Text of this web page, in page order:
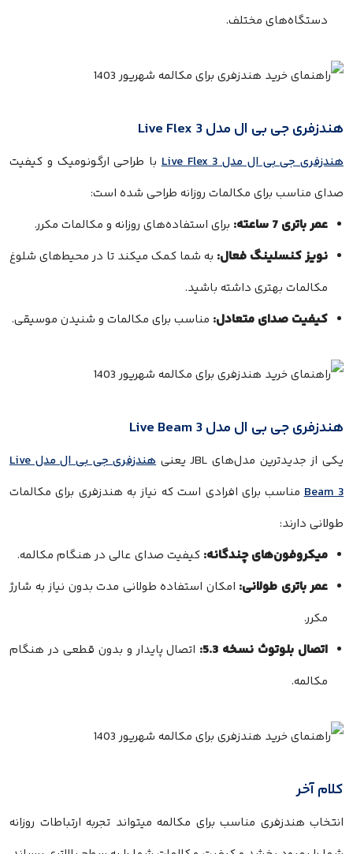
دستگاه‌های مختلف.
هندزفری جی بی ال مدل Live Flex 3
هندزفری جی بی ال مدل Live Flex 3
با طراحی ارگونومیک و کیفیت
صدای مناسب برای مکالمات روزانه طراحی شده است:
عمر باتری 7 ساعته: برای استفاده‌های روزانه و مکالمات مکرر.
نویز کنسلینگ فعال: به شما کمک میکند تا در محیط‌های شلوغ
مکالمات بهتری داشته باشید.
کیفیت صدای متعادل: مناسب برای مکالمات و شنیدن موسیقی.
هندزفری جی بی ال مدل Live Beam 3
یکی از جدیدترین مدل‌های JBL یعنی
هندزفری جی بی ال مدل Live
Beam 3مناسب برای افرادی است که نیاز به هندزفری برای مکالمات
طولانی دارند:
میکروفون‌های چندگانه: کیفیت صدای عالی در هنگام مکالمه.
عمر باتری طولانی: امکان استفاده طولانی مدت بدون نیاز به شارژ
مکرر.
اتصال بلوتوث نسخه 5.3:
اتصال پایدار و بدون قطعی در هنگام
مکالمه.
کلام آخر
انتخاب هندزفری مناسب برای مکالمه میتواند تجربه ارتباطات روزانه